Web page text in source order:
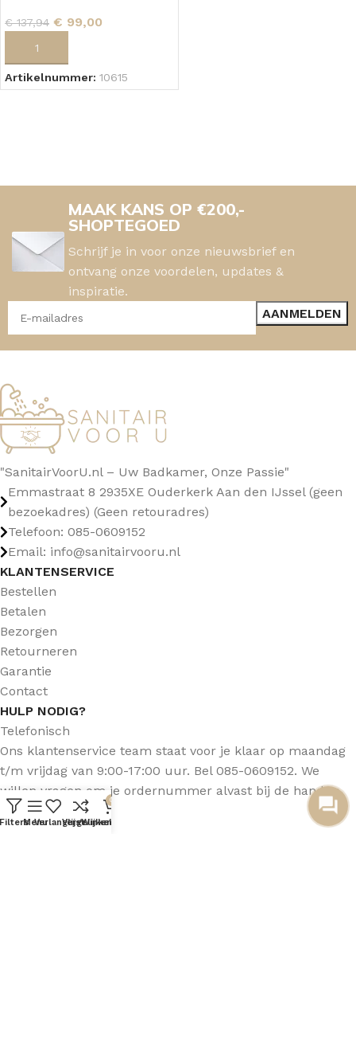
€137,94 € 99,00
Artikelnummer: 10615
MAAK KANS OP €200,-
SHOPTEGOED
Schrijf je in voor onze nieuwsbrief en
ontvang onze voordelen, updates &
inspiratie.
"SanitairVoorU.nl – Uw Badkamer, Onze Passie"
Emmastraat 8 2935XE Ouderkerk Aan den IJssel (geen
bezoekadres) (Geen retouradres)
Telefoon: 085-0609152
Email: info@sanitairvooru.nl
KLANTENSERVICE
Bestellen
Betalen
Bezorgen
Retourneren
Garantie
Contact
HULP NODIG?
Telefonisch
Ons klantenservice team staat voor je klaar op maandag
t/m vrijdag van 9:00-17:00 uur. Bel 085-0609152. We
willen vragen om je ordernummer alvast bij de hand te
houden.
FiltersMenuVerlanglijstVergelijken
0
Winkelwagen